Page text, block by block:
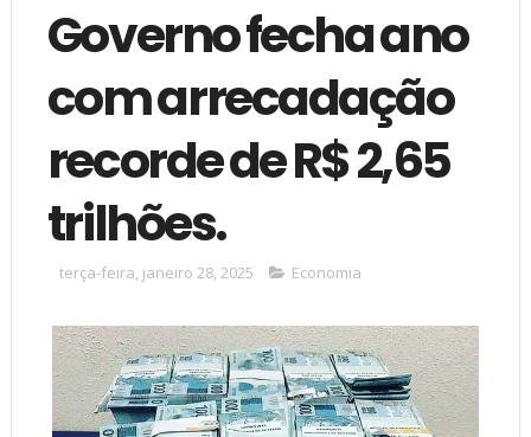
Governo fecha ano
com arrecadação
recorde de R$ 2,65
trilhões.
terça-feira, janeiro 28, 2025 Economia